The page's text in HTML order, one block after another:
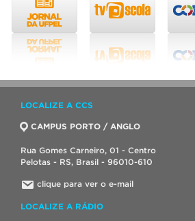
LOCALIZE A CCS
CAMPUS PORTO / ANGLO
Rua Gomes Carneiro, 01 - Centro
Pelotas - RS, Brasil - 96010-610
clique para ver o e-mail
LOCALIZE A RÁDIO